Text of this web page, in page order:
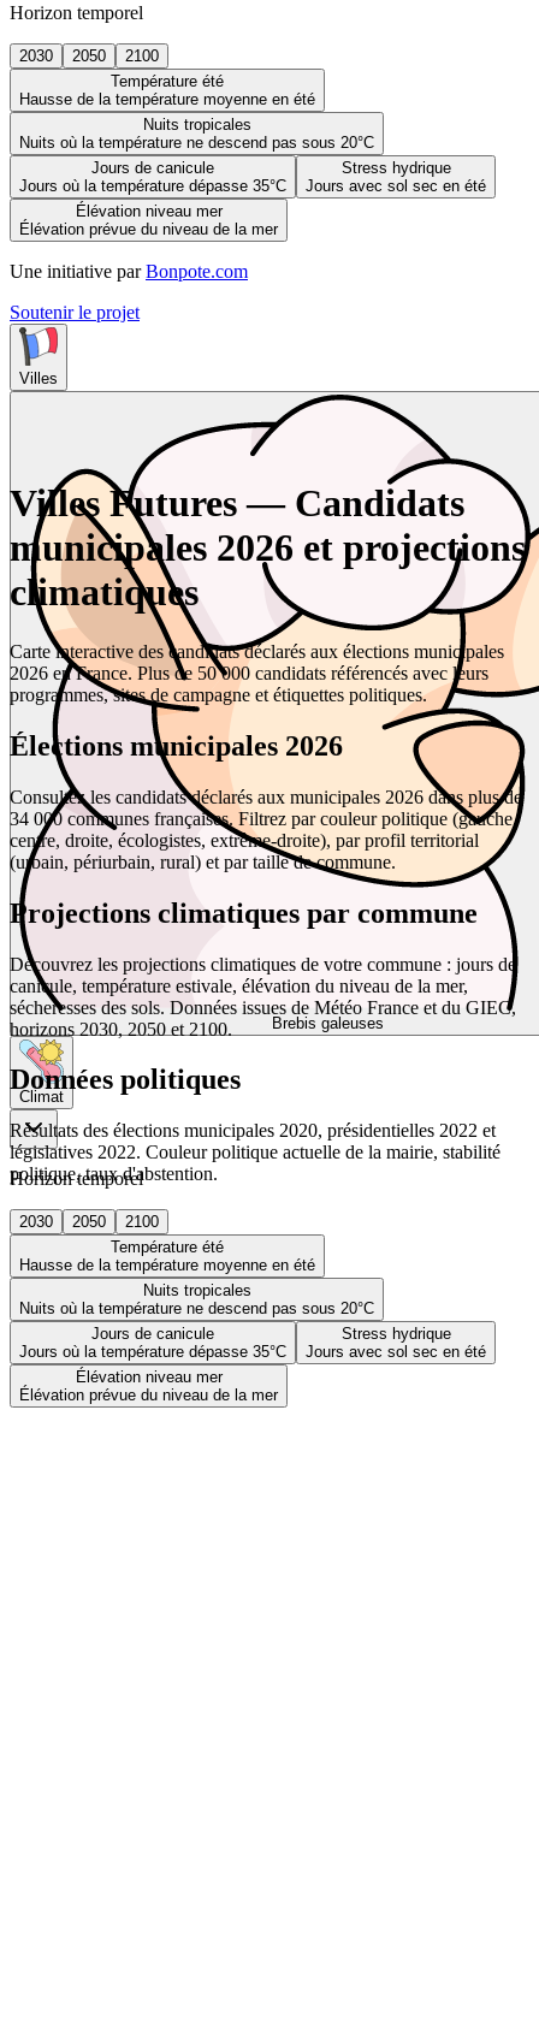
Horizon temporel
2030 2050
2100
Température été
Hausse de la température moyenne en été
Nuits tropicales
Nuits où la température ne descend pas sous 20°C
Jours de canicule
Jours où la température dépasse 35°C
Stress hydrique
Jours avec sol sec en été
Élévation niveau mer
Élévation prévue du niveau de la mer
Une initiative par Bonpote.com
Soutenir le projet
Villes
Brebis galeuses
Climat
Horizon temporel
2030 2050
2100
Température été
Hausse de la température moyenne en été
Nuits tropicales
Nuits où la température ne descend pas sous 20°C
Jours de canicule
Jours où la température dépasse 35°C
Stress hydrique
Jours avec sol sec en été
Élévation niveau mer
Élévation prévue du niveau de la mer
Villes Futures — Candidats
municipales 2026 et projections
climatiques
Carte interactive des candidats déclarés aux élections municipales
2026 en France. Plus de 50 000 candidats référencés avec leurs
programmes, sites de campagne et étiquettes politiques.
Élections municipales 2026
Consultez les candidats déclarés aux municipales 2026 dans plus de
34 000 communes françaises. Filtrez par couleur politique (gauche,
centre, droite, écologistes, extrême-droite), par profil territorial
(urbain, périurbain, rural) et par taille de commune.
Projections climatiques par commune
Découvrez les projections climatiques de votre commune : jours de
canicule, température estivale, élévation du niveau de la mer,
sécheresses des sols. Données issues de Météo France et du GIEC,
horizons 2030, 2050 et 2100.
Données politiques
Résultats des élections municipales 2020, présidentielles 2022 et
législatives 2022. Couleur politique actuelle de la mairie, stabilité
politique, taux d'abstention.